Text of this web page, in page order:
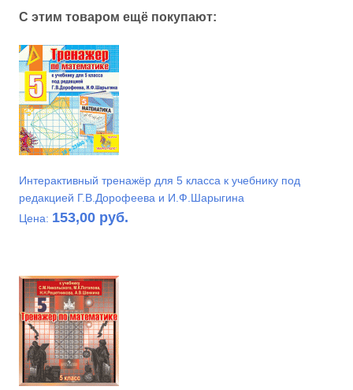
С этим товаром ещё покупают:
Интерактивный тренажёр для 5 класса к учебнику под
редакцией Г.В.Дорофеева и И.Ф.Шарыгина
Цена: 153,00 руб.